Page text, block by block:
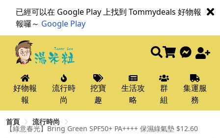
已經可以在 Google Play 上找到 Tommydeals 好物報
報囉～ Google Play
好物報
報
流行時
尚
挖寶
趣
生活攻
略
群
組
集運服
務
首頁 流行時尚
【綠意春光】Bring Green SPF50+ PA++++ 保濕綠氣墊 $12.60